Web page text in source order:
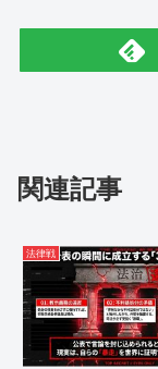
関連記事
法律戦